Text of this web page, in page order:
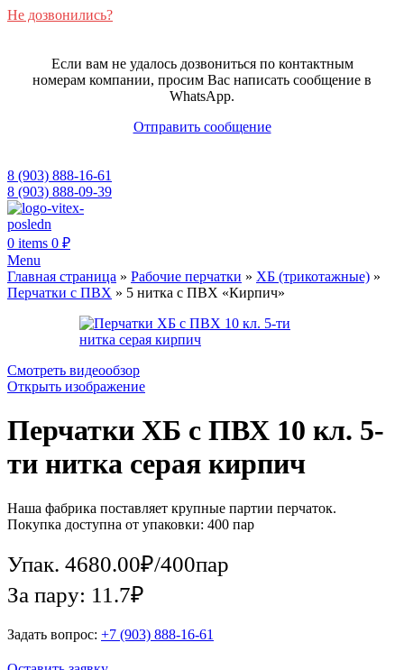
Не дозвонились?
Если вам не удалось дозвониться по контактным
номерам компании, просим Вас написать сообщение в
WhatsApp.
Отправить сообщение
8 (903) 888-16-61
8 (903) 888-09-39
0 items 0 ₽
Menu
Главная страница » Рабочие перчатки » ХБ (трикотажные) »
Перчатки с ПВХ » 5 нитка с ПВХ «Кирпич»
Смотреть видеообзор
Открыть изображение
Перчатки ХБ с ПВХ 10 кл. 5-
ти нитка серая кирпич
Наша фабрика поставляет крупные партии перчаток.
Покупка доступна от упаковки: 400 пар
Упак. 4680.00₽/400пар
За пару: 11.7₽
Задать вопрос: +7 (903) 888-16-61